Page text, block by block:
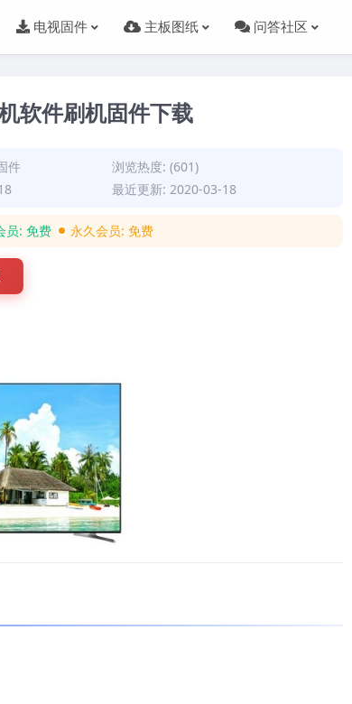
电视固件 主板图纸 问答社区
软件刷机固件下载
件
浏览热度: (601)
最近更新: 2020-03-18
员:免费 永久会员:免费